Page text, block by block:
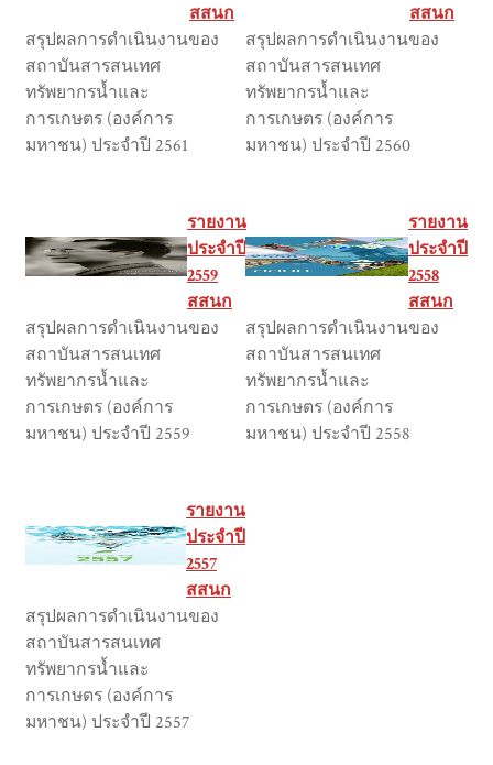
สสนก
สรุปผลการดำเนินงานของ
สถาบันสารสนเทศ
ทรัพยากรน้ำและ
การเกษตร (องค์การ
มหาชน) ประจำปี 2561
สสนก
สรุปผลการดำเนินงานของ
สถาบันสารสนเทศ
ทรัพยากรน้ำและ
การเกษตร (องค์การ
มหาชน) ประจำปี 2560
รายงาน
ประจำปี
2559
สสนก
สรุปผลการดำเนินงานของ
สถาบันสารสนเทศ
ทรัพยากรน้ำและ
การเกษตร (องค์การ
มหาชน) ประจำปี 2559
รายงาน
ประจำปี
2558
สสนก
สรุปผลการดำเนินงานของ
สถาบันสารสนเทศ
ทรัพยากรน้ำและ
การเกษตร (องค์การ
มหาชน) ประจำปี 2558
รายงาน
ประจำปี
2557
สสนก
สรุปผลการดำเนินงานของ
สถาบันสารสนเทศ
ทรัพยากรน้ำและ
การเกษตร (องค์การ
มหาชน) ประจำปี 2557